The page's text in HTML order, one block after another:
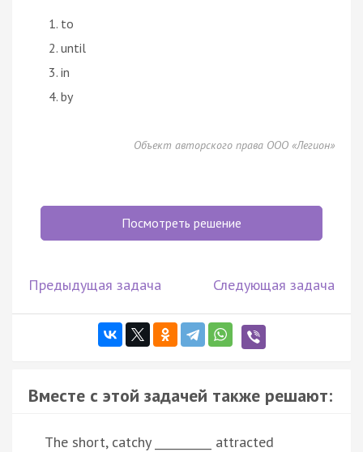
to
until
in
by
Объект авторского права ООО «Легион»
Посмотреть решение
Предыдущая задача Следующая задача
Вместе с этой задачей также решают:
The short, catchy __________ attracted